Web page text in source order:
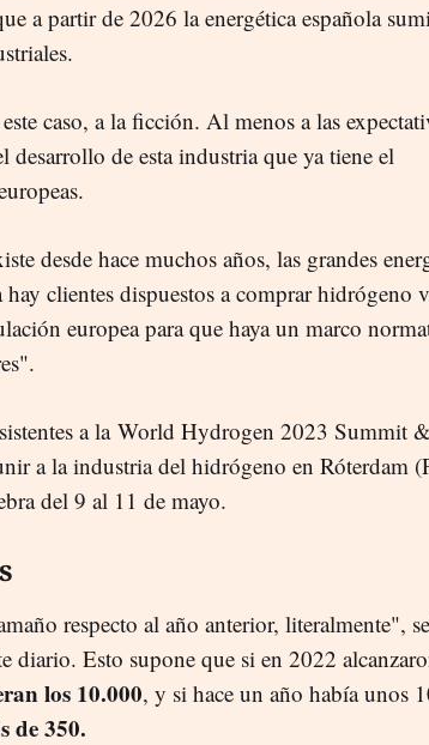
a partir de 2026 la energética española
caso, a la ficción. Al menos a las
desarrollo de esta industria que ya tiene el
desde hace muchos años, las grandes
clientes dispuestos a comprar hidrógeno
europea para que haya un marco
a la World Hydrogen 2023 Summit &
a la industria del hidrógeno en Róterdam
del 9 al 11 de mayo.
respecto al año anterior, literalmente",
diario. Esto supone que si en 2022
los 10.000, y si hace un año había unos
de 350.